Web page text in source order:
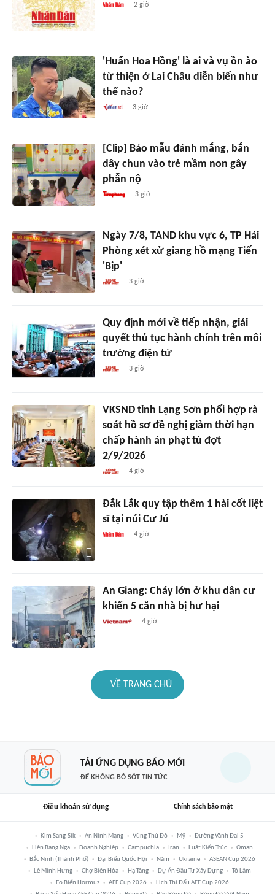
2 giờ
'Huấn Hoa Hồng' là ai và vụ ồn ào
từ thiện ở Lai Châu diễn biến như
thế nào?
3 giờ
[Clip] Bảo mẫu đánh mắng, bắn
dây chun vào trẻ mầm non gây
phẫn nộ
3 giờ
Ngày 7/8, TAND khu vực 6, TP Hải
Phòng xét xử giang hồ mạng Tiến
'Bịp'
3 giờ
Quy định mới về tiếp nhận, giải
quyết thủ tục hành chính trên môi
trường điện tử
3 giờ
VKSND tỉnh Lạng Sơn phối hợp rà
soát hồ sơ đề nghị giảm thời hạn
chấp hành án phạt tù đợt
2/9/2026
4 giờ
Đắk Lắk quy tập thêm 1 hài cốt liệt
sĩ tại núi Cư Jú
4 giờ
An Giang: Cháy lớn ở khu dân cư
khiến 5 căn nhà bị hư hại
4 giờ
VỀ TRANG CHỦ
TẢI ỨNG DỤNG BÁO MỚI
ĐỂ KHÔNG BỎ SÓT TIN TỨC
Điều khoản sử dụng Chính sách bảo mật
Kim Sang-Sik An Ninh Mạng Vùng Thủ Đô Mỹ
Đường Vành Đai 5
Liên Bang Nga
Doanh Nghiệp Campuchia Iran Luật Kiến Trúc
Oman
Bắc Ninh (thành Phố)
Đại Biểu Quốc Hội Năm Ukraine
ASEAN Cup 2026
Lê Minh Hưng
Chợ Biên Hòa Hạ Tầng Dự Án Đầu Tư Xây Dựng
Tô Lâm
Eo Biển Hormuz
AFF Cup 2026
Lịch Thi Đấu AFF Cup 2026